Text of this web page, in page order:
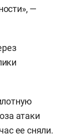
—
атаки
ее сняли.